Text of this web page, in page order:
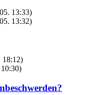
13:33)
13:32)
18:12)